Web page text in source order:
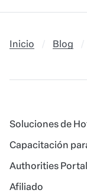
Inicio Blog
Soluciones de
Capacitación
Authorities Portal
Afiliado